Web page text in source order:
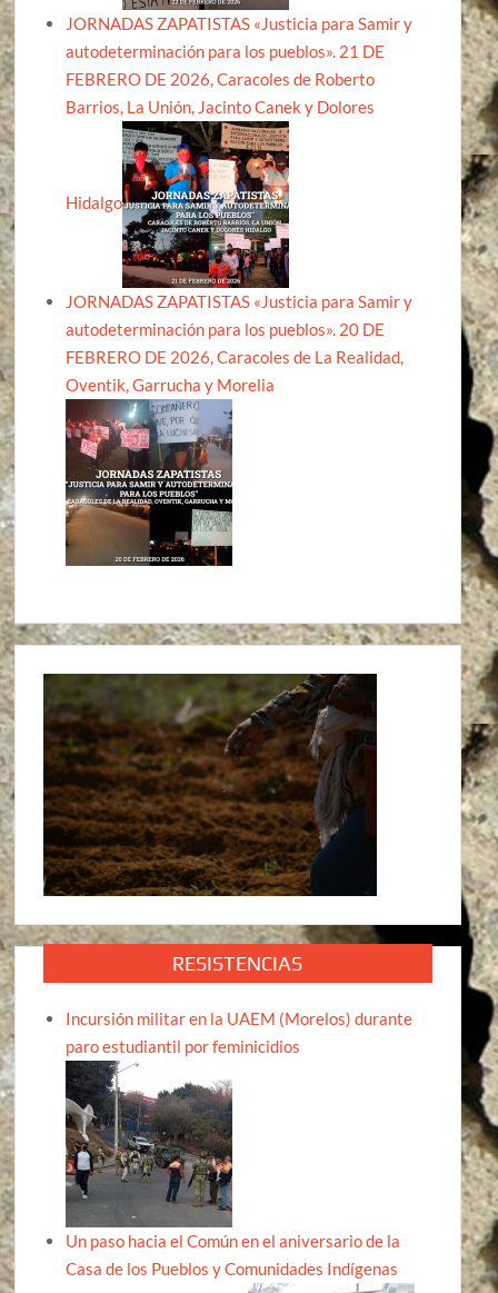
JORNADAS ZAPATISTAS «Justicia para Samir y
autodeterminación para los pueblos». 21 DE
FEBRERO DE 2026, Caracoles de Roberto
Barrios, La Unión, Jacinto Canek y Dolores
Hidalgo
JORNADAS ZAPATISTAS «Justicia para Samir y
autodeterminación para los pueblos». 20 DE
FEBRERO DE 2026, Caracoles de La Realidad,
Oventik, Garrucha y Morelia
RESISTENCIAS
Incursión militar en la UAEM (Morelos) durante
paro estudiantil por feminicidios
Un paso hacia el Común en el aniversario de la
Casa de los Pueblos y Comunidades Indígenas